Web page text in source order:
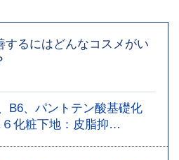
するにはどんなコスメがい
B6、パントテン酸基礎化
化粧下地：皮脂抑…